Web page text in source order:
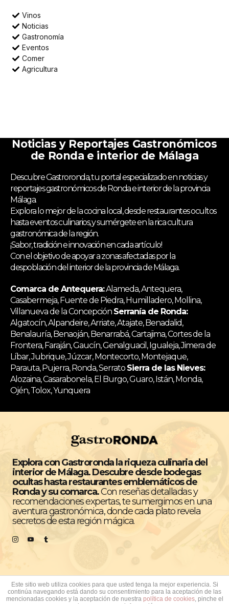
Vinos
Noticias
Gastronomía
Eventos
Comer
Agricultura
Noticias y Reportajes Gastronómicos
de Ronda e interior de Málaga
Descubre Gastroronda, tu portal especializado en noticias y
reportajes gastronómicos de Ronda e interior de la provincia
Málaga.
Explora lo mejor de la cocina local, desde restaurantes ocultos
hasta eventos culinarios, y sumérgete en la rica cultura
gastronómica de la región.
¡Sabor, tradición e innovación en cada artículo!
Con el objetivo de apoyar a zonas afectadas por la
despoblación del interior de la provincia de Málaga.
Comarca de Antequera:Alameda, Antequera,
Casabermeja, Fuente de Piedra, Humilladero, Mollina,
Villanueva de la Concepción Serranía de Ronda:
Algatocín, Alpandeire, Arriate, Atajate, Benadalid,
Benalauría, Benaoján, Benarrabá, Cartajima, Cortes de la
Frontera, Faraján, Gaucín, Genalguacil, Igualeja, Jimera de
Líbar, Jubrique, Júzcar, Montecorto, Montejaque,
Parauta, Pujerra, Ronda, Serrato Sierra de las Nieves:
Alozaina, Casarabonela, El Burgo, Guaro, Istán, Monda,
Ojén, Tolox, Yunquera
Explora con Gastroronda la riqueza culinaria del
interior de Málaga. Descubre desde bodegas
ocultas hasta restaurantes emblemáticos de
Ronda y su comarca.Con reseñas detalladas y
recomendaciones expertas, te sumergimos en una
aventura gastronómica, donde cada plato revela
secretos de esta región mágica.
Todos los derechos reservados © GastroRonda
Este sitio web utiliza cookies para que usted tenga la mejor experiencia. Si
continúa navegando está dando su consentimiento para la aceptación de las
mencionadas cookies y la aceptación de nuestra política de cookies, pinche el